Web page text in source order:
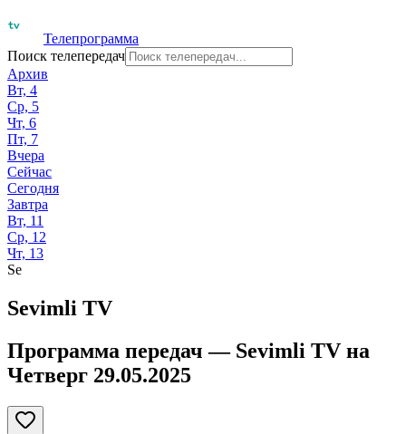
Телепрограмма
Поиск телепередач
Архив
Вт, 4
Ср, 5
Чт, 6
Пт, 7
Вчера
Сейчас
Сегодня
Завтра
Вт, 11
Ср, 12
Чт, 13
Se
Sevimli TV
Программа передач — Sevimli TV на
Четверг 29.05.2025